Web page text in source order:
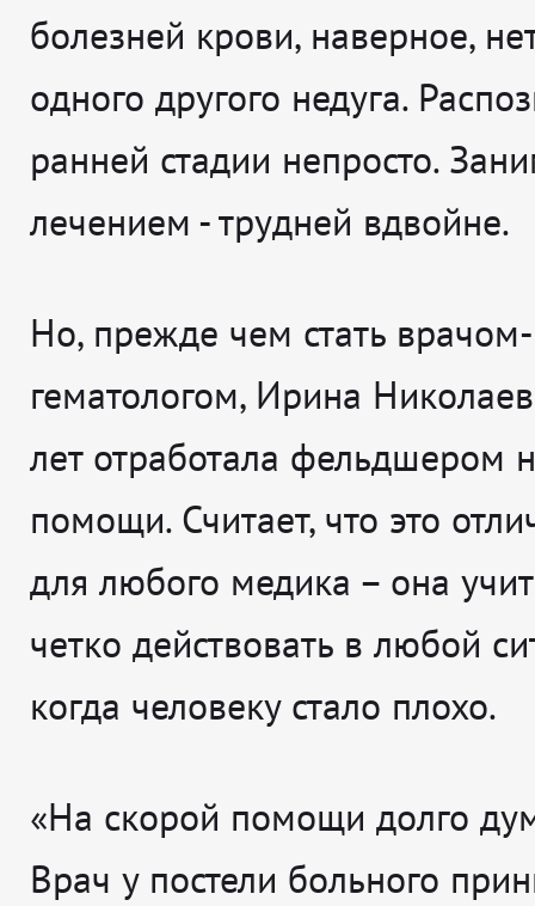
болезней крови, наверное,
одного другого недуга.
ранней стадии непросто.
лечением - трудней вдвойне.
Но, прежде чем стать врачом-
гематологом, Ирина
лет отработала фельдшером
помощи. Считает, что это
для любого медика – она
четко действовать в любой
когда человеку стало плохо.
«На скорой помощи долго
Врач у постели больного